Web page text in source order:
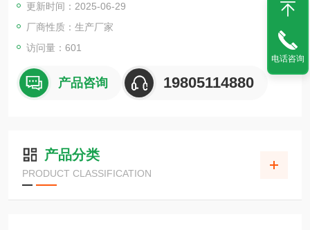
更新时间：2025-06-29
厂商性质：生产厂家
访问量：601
产品咨询 19805114880
产品分类
PRODUCT CLASSIFICATION
电话咨询